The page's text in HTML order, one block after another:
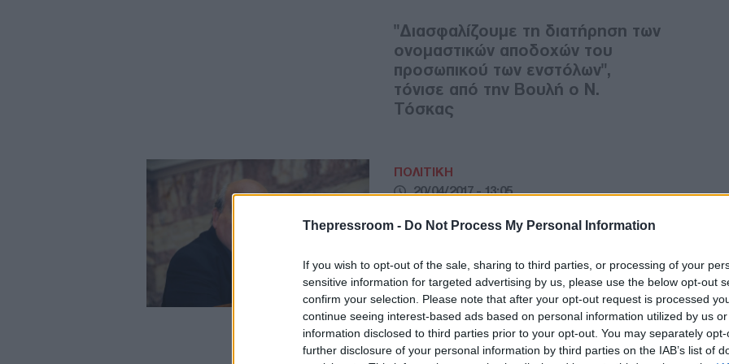
Thepressroom - Do Not Process My Personal Information
If you wish to opt-out of the sale, sharing to third parties, or processing of your
sensitive information for targeted advertising by us, please use the below opt-out
confirm your selection. Please note that after your opt-out request is processed
continue seeing interest-based ads based on personal information utilized by us
information disclosed to third parties prior to your opt-out. You may separately
further disclosure of your personal information by third parties on the IAB’s list of
"Διασφαλίζουμε τη διατήρηση των
ονομαστικών αποδοχών του
προσωπικού των ενστόλων",
τόνισε από την Βουλή ο Ν.
Τόσκας
ΠΟΛΙΤΙΚΗ
20/04/2017 - 13:05
Βούτσης: Αναγκαία η
χαρακτήρα της ΔΕΗ
“Αναγκαία η διατήρηση του
δημόσιου χαρακτήρα της ΔΕΗ”,
τόνισε ο Πρόεδρος της Βουλής